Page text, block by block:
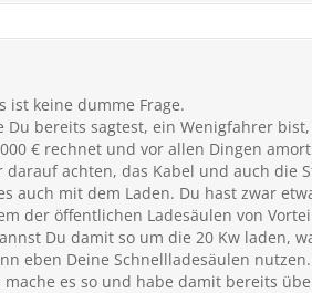
ist keine dumme Frage.
Du bereits sagtest, ein Wenigfahrer
€ rechnet und vor allen Dingen
darauf achten, das Kabel und auch die
auch mit dem Laden. Du hast zwar
der öffentlichen Ladesäulen von
Du damit so um die 20 Kw laden,
eben Deine Schnellladesäulen nutzen.
es so und habe damit bereits